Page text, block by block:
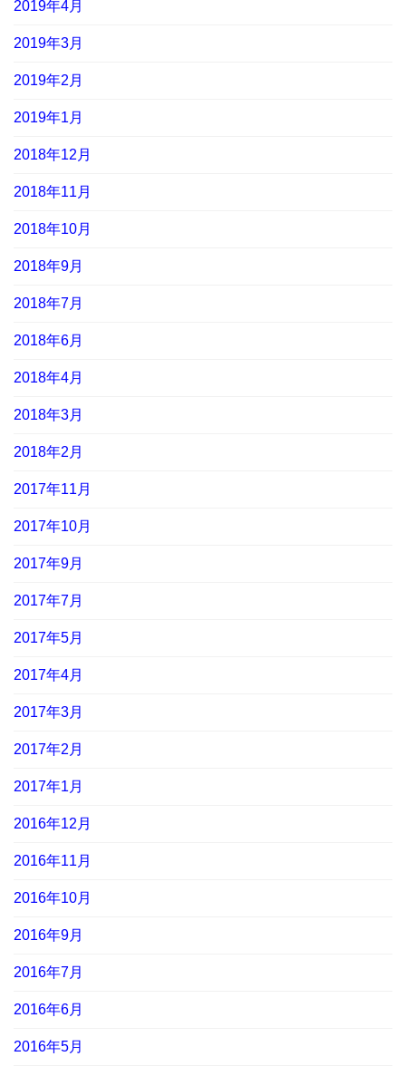
2019年4月
2019年3月
2019年2月
2019年1月
2018年12月
2018年11月
2018年10月
2018年9月
2018年7月
2018年6月
2018年4月
2018年3月
2018年2月
2017年11月
2017年10月
2017年9月
2017年7月
2017年5月
2017年4月
2017年3月
2017年2月
2017年1月
2016年12月
2016年11月
2016年10月
2016年9月
2016年7月
2016年6月
2016年5月